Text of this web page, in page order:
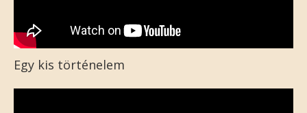
Egy kis történelem